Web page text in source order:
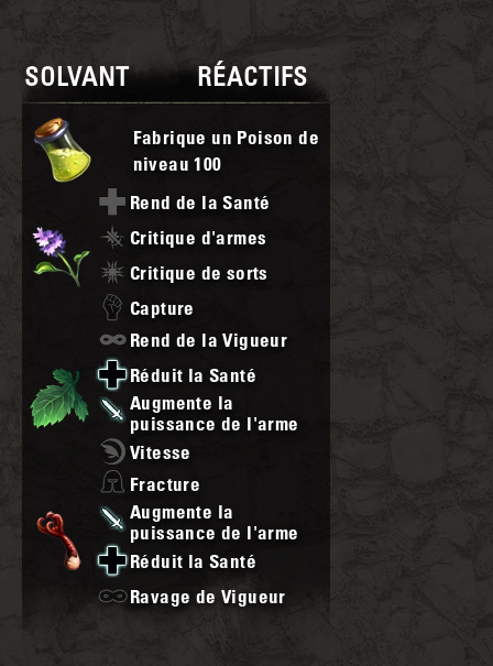
SOLVANT RÉACTIFS
Fabrique un Poison de
niveau100
Rend de la Santé
Critique d'armes
Critique de sorts
Capture
Rend de la Vigueur
Réduit la Santé
Augmente la
puissance de l'arme
Vitesse
Fracture
Augmente la
puissance de l'arme
Réduit la Santé
Ravage de Vigueur